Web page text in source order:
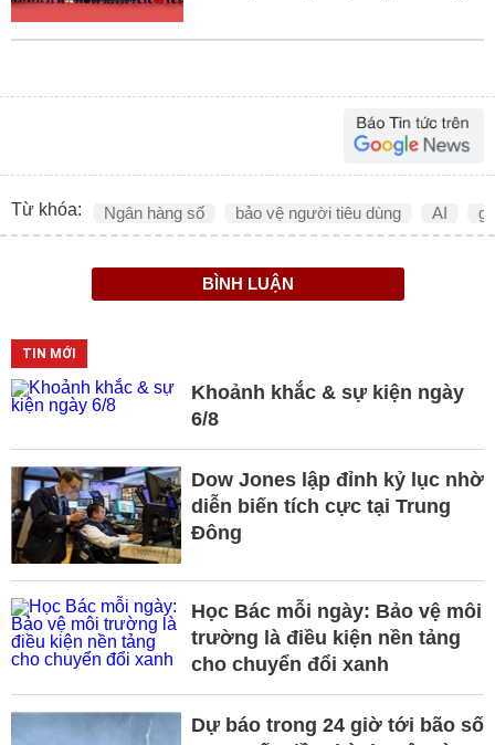
Từ khóa: Ngân hàng số bảo vệ người tiêu dùng AI
BÌNH LUẬN
TIN MỚI
Khoảnh khắc & sự kiện ngày
6/8
Dow Jones lập đỉnh kỷ lục nhờ
diễn biến tích cực tại Trung
Đông
Học Bác mỗi ngày: Bảo vệ môi
trường là điều kiện nền tảng
cho chuyển đổi xanh
Dự báo trong 24 giờ tới bão số